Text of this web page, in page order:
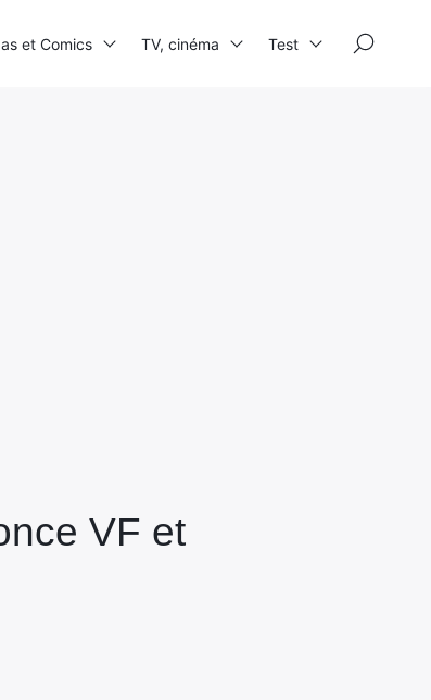
VF et
et Comics TV, cinéma Test